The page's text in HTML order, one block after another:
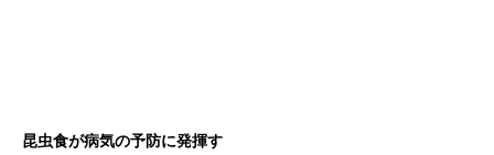
昆虫食が病気の予防に発揮す